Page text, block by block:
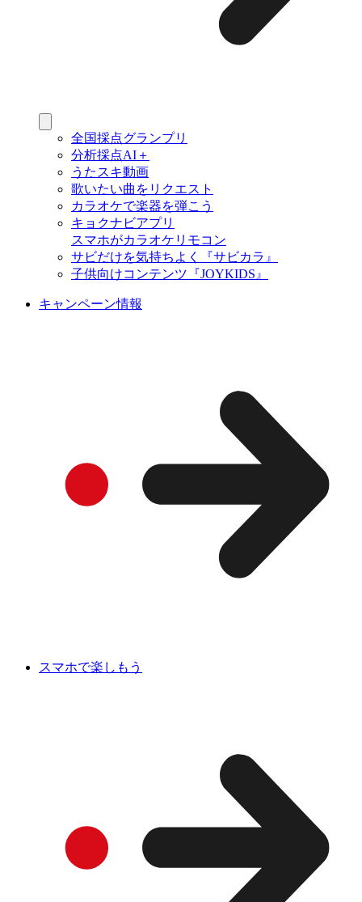
全国採点グランプリ
分析採点AI＋
うたスキ動画
歌いたい曲をリクエスト
カラオケで楽器を弾こう
キョクナビアプリ
スマホがカラオケリモコン
サビだけを気持ちよく『サビカラ』
子供向けコンテンツ『JOYKIDS』
キャンペーン情報
スマホで楽しもう